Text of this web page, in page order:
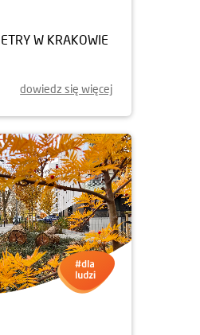
W KRAKOWIE
dowiedz się więcej